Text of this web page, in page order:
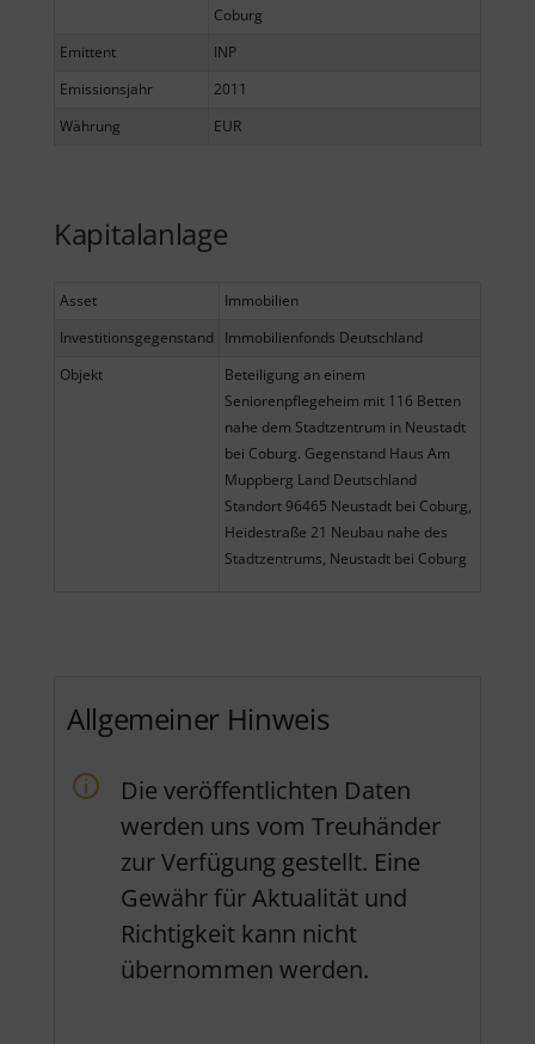
Coburg
Emittent
INP
Emissionsjahr
2011
Währung
EUR
Kapitalanlage
Asset
Immobilien
Investitionsgegenstand
Immobilienfonds Deutschland
Objekt
Beteiligung an einem
Seniorenpflegeheim mit 116 Betten
nahe dem Stadtzentrum in Neustadt
bei Coburg. Gegenstand Haus Am
Muppberg Land Deutschland
Standort 96465 Neustadt bei Coburg,
Heidestraße 21 Neubau nahe des
Stadtzentrums, Neustadt bei Coburg
Allgemeiner Hinweis
Die veröffentlichten Daten
werden uns vom Treuhänder
zur Verfügung gestellt. Eine
Gewähr für Aktualität und
Richtigkeit kann nicht
übernommen werden.